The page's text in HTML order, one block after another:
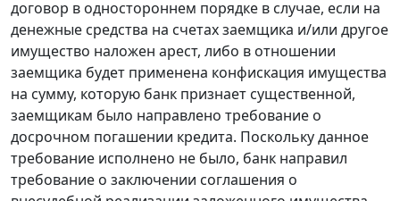
договор в одностороннем порядке в случае, если на
денежные средства на счетах заемщика и/или другое
имущество наложен арест, либо в отношении
заемщика будет применена конфискация имущества
на сумму, которую банк признает существенной,
заемщикам было направлено требование о
досрочном погашении кредита. Поскольку данное
требование исполнено не было, банк направил
требование о заключении соглашения о